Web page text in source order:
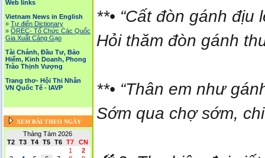
Web links
Vietnam News in English
» Tự điển Dictionary
» OREC- Tố Chức Các Quốc
Gia Xuất Cảng Gạo
Tài Chánh, Đầu Tư, Bảo
Hiểm, Kinh Doanh, Phong
Trào Thịnh Vượng
Trang thơ- Hội Thi Nhân
VN Quốc Tế - IAVP
XEM BÀI THEO NGÀY
Tháng Tám 2026
T2
T3 T4 T5 T6 T7
CN
1
2
**• “Cất đòn gánh địu
Hỏi thăm đòn gánh
**• “Thân em như
Sớm qua chợ sớm,